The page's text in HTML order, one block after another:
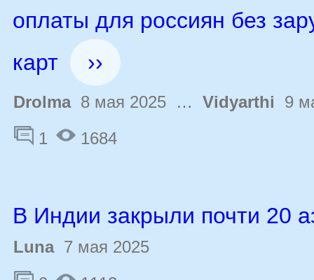
оплаты для россиян без
карт
››
Drolma8 мая 2025 … Vidyarthi 9
1
1684
В Индии закрыли почти 20
Luna7 мая 2025